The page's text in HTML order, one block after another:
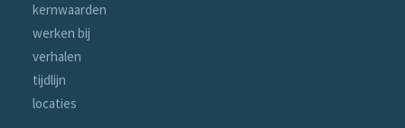
kernwaarden
werken bij
verhalen
tijdlijn
locaties